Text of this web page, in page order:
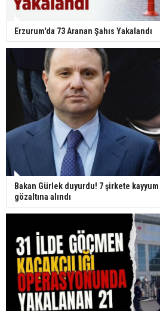
Erzurum'da 73 Aranan Şahıs Yakalandı
Bakan Gürlek duyurdu! 7 şirkete
gözaltına alındı